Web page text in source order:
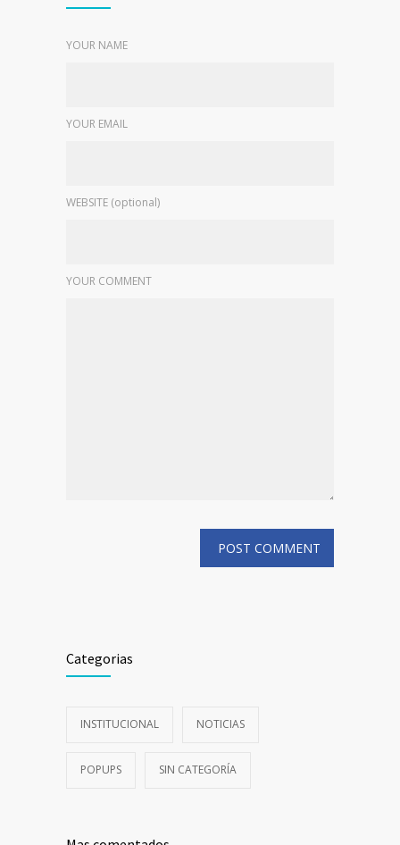
YOUR NAME
YOUR EMAIL
WEBSITE (optional)
YOUR COMMENT
Categorias
INSTITUCIONAL NOTICIAS
POPUPS SIN CATEGORÍA